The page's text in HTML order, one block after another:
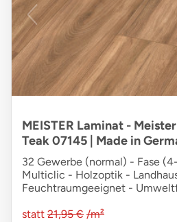
MEISTER Laminat -
Teak 07145 | Made in
32 Gewerbe (normal) - Fase
Multiclic - Holzoptik -
Feuchtraumgeeignet -
statt 21,95 € /m²